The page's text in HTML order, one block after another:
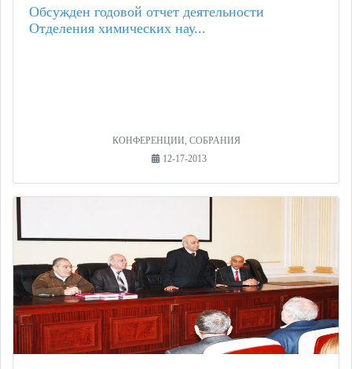
Обсужден годовой отчет деятельности
Отделения химических нау...
КОНФЕРЕНЦИИ, СОБРАНИЯ
12-17-2013